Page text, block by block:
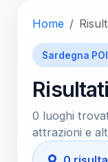
Home
Sardegna POI
0 luoghi
attrazioni e